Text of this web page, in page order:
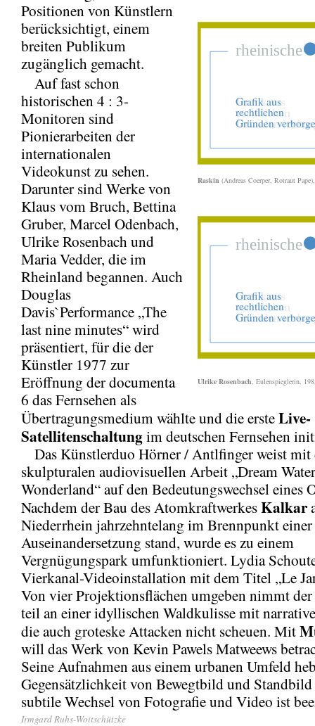
Raskin (Andreas Coerper, Rotraut
Ulrike Rosenbach , Eulenspieglerin,
Positionen von Künstlern
berücksichtigt, einem
breiten Publikum
zugänglich gemacht.
Auf fast schon
historischen 4 : 3-
Monitoren sind
Pionierarbeiten der
internationalen
Videokunst zu sehen.
Darunter sind Werke von
Klaus vom Bruch, Bettina
Gruber, Marcel Odenbach,
Ulrike Rosenbach und
Maria Vedder, die im
Rheinland begannen. Auch
Douglas
Davis`Performance „The
last nine minutes“ wird
präsentiert, für die der
Künstler 1977 zur
Eröffnung der documenta
6 das Fernsehen als
Übertragungsmedium wählte und die ersteLive-
Satellitenschaltungim deutschen Fernsehen
Das Künstlerduo Hörner / Antlfinger weist mit
skulpturalen audiovisuellen Arbeit „Dream Water
Wonderland“ auf den Bedeutungswechsel eines
Nachdem der Bau des AtomkraftwerkesKalkar
Niederrhein jahrzehntelang im Brennpunkt
Auseinandersetzung stand, wurde es zu einem
Vergnügungspark umfunktioniert. Lydia
Vierkanal-Videoinstallation mit dem Titel „Le
Von vier Projektionsflächen umgeben nimmt
teil an einer idyllischen Waldkulisse mit
die auch groteske Attacken nicht scheuen. Mit
will das Werk von Kevin Pawels Matweews
Seine Aufnahmen aus einem urbanen Umfeld
Gegensätzlichkeit von Bewegtbild und
subtile Wechsel von Fotografie und Video ist
Irmgard Ruhs-Woitschützke